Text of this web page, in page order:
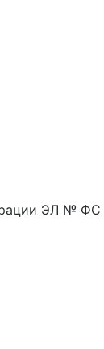
ЭЛ № ФС